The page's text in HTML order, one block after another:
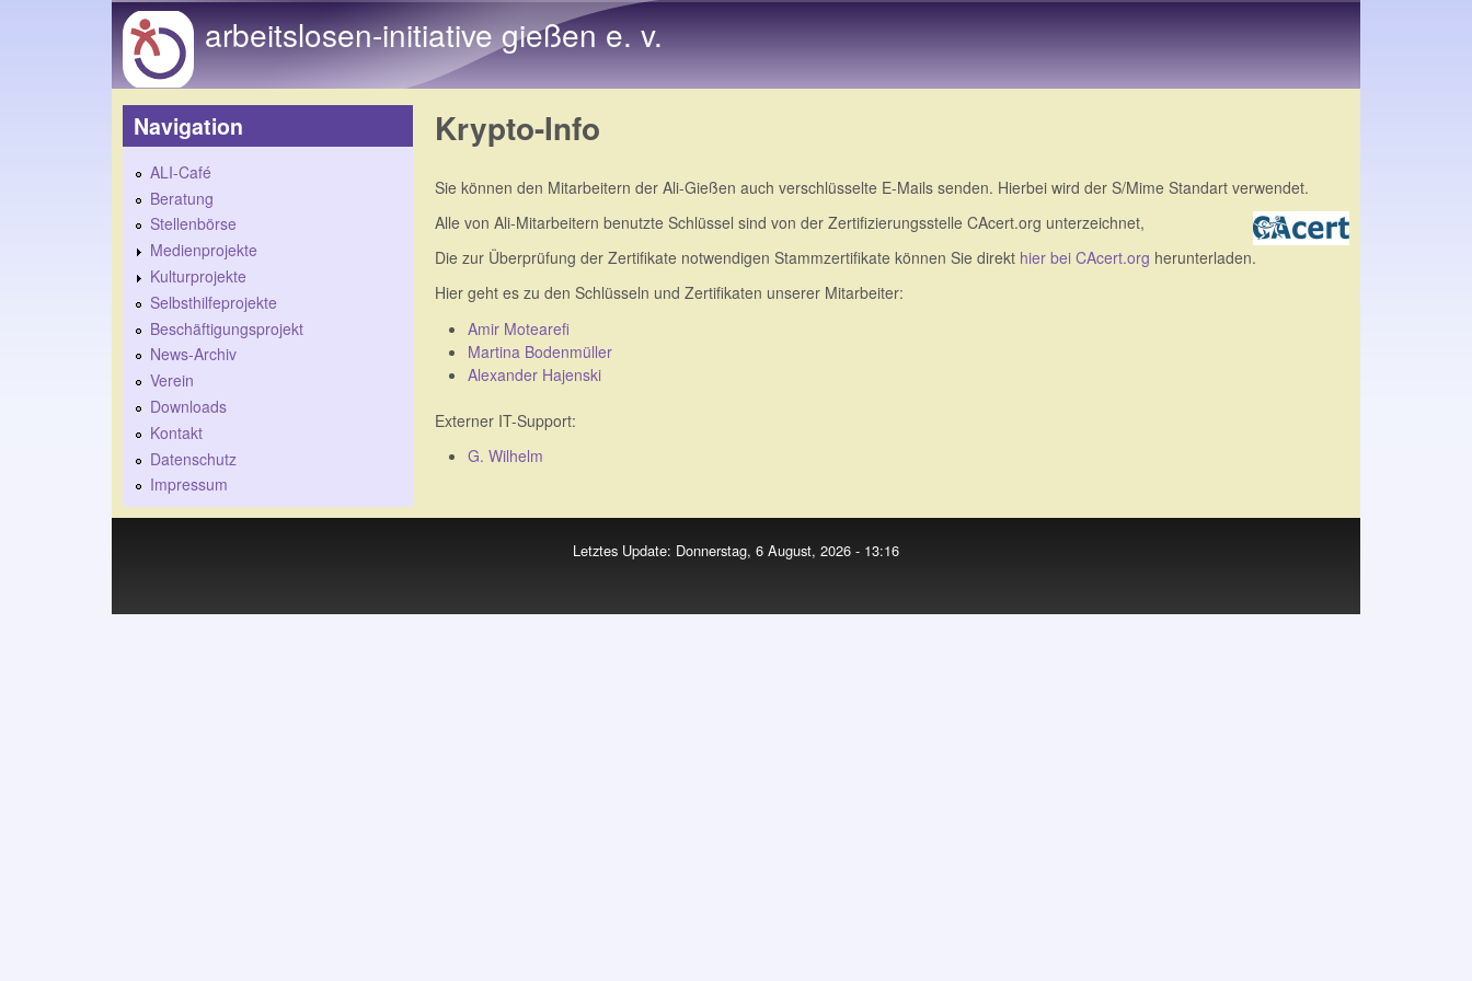
arbeitslosen-initiative gießen e. v.
Krypto-Info
Sie können den Mitarbeitern der Ali-Gießen auch verschlüsselte E-Mails senden. Hierbei wird der S/Mime Standart verwendet.
Alle von Ali-Mitarbeitern benutzte Schlüssel sind von der Zertifizierungsstelle CAcert.org unterzeichnet,
Die zur Überprüfung der Zertifikate notwendigen Stammzertifikate können Sie direkt hier bei CAcert.org herunterladen.
Hier geht es zu den Schlüsseln und Zertifikaten unserer Mitarbeiter:
Amir Motearefi
Martina Bodenmüller
Alexander Hajenski
Externer IT-Support:
G. Wilhelm
Navigation
ALI-Café
Beratung
Stellenbörse
Medienprojekte
Kulturprojekte
Selbsthilfeprojekte
Beschäftigungsprojekt
News-Archiv
Verein
Downloads
Kontakt
Datenschutz
Impressum
Letztes Update: Donnerstag, 6 August, 2026 - 13:16